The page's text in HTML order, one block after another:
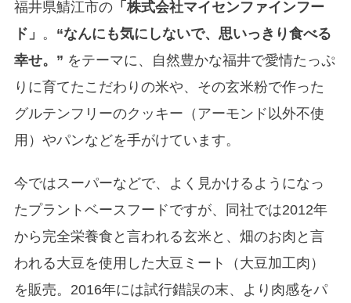
福井県鯖江市の「株式会社マイセンファインフー
ド」 。 “なんにも気にしないで、思いっきり食べる
幸せ。” をテーマに、自然豊かな福井で愛情たっぷ
りに育てたこだわりの米や、その玄米粉で作った
グルテンフリーのクッキー（アーモンド以外不使
用）やパンなどを手がけています。
今ではスーパーなどで、よく見かけるようになっ
たプラントベースフードですが、同社では2012年
から完全栄養食と言われる玄米と、畑のお肉と言
われる大豆を使用した大豆ミート（大豆加工肉）
を販売。2016年には試行錯誤の末、より肉感をパ